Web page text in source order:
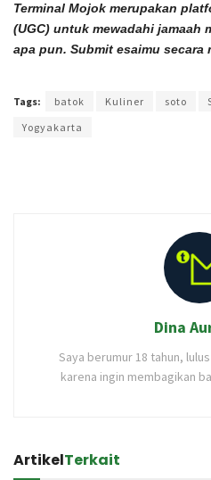
Terminal Mojok merupakan
(UGC) untuk mewadahi jamaah
apa pun. Submit esaimu secara
Tags: batok Kuliner soto
Yogyakarta
Dina
Saya berumur 18 tahun,
karena ingin membagikan
ArtikelTerkait